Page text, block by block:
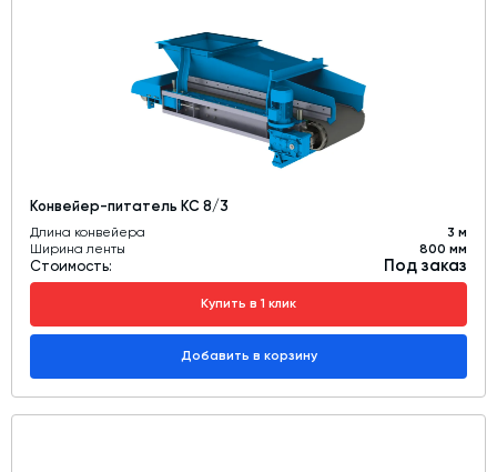
Конвейер-питатель КС 8/3
Длина конвейера
3 м
Ширина ленты
800 мм
Стоимость: Под заказ
Купить в 1 клик
Добавить в корзину